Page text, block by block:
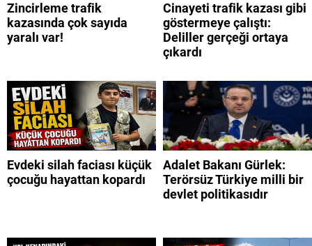
Zincirleme trafik
kazasında çok sayıda
yaralı var!
Cinayeti trafik kazası gibi
göstermeye çalıştı:
Deliller gerçeği ortaya
çıkardı
Evdeki silah faciası küçük
çocuğu hayattan kopardı
Adalet Bakanı Gürlek:
Terörsüz Türkiye milli bir
devlet politikasıdır